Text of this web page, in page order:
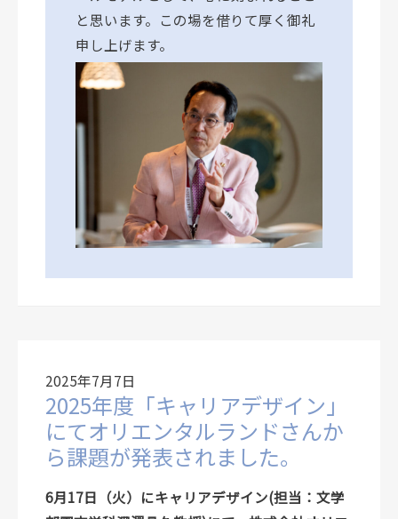
と思います。この場を借りて厚く御礼
申し上げます。
2025年7月7日
2025年度「キャリアデザイン」
にてオリエンタルランドさんか
ら課題が発表されました。
6月17日（火）にキャリアデザイン(担当：文学